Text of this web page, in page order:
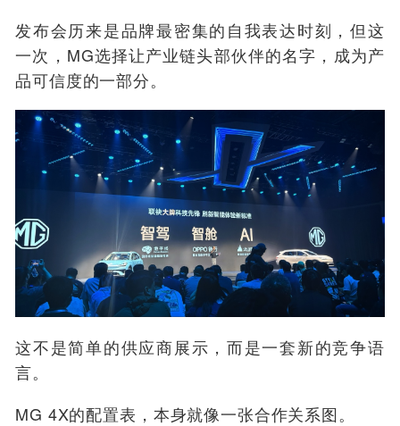
发布会历来是品牌最密集的自我表达时刻，但这
一次，MG选择让产业链头部伙伴的名字，成为产
品可信度的一部分。
这不是简单的供应商展示，而是一套新的竞争语
言。
MG 4X的配置表，本身就像一张合作关系图。